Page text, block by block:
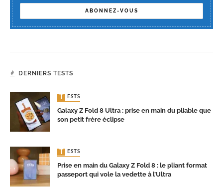
DERNIERS TESTS
TESTS
Galaxy Z Fold 8 Ultra : prise en main du pliable que
son petit frère éclipse
TESTS
Prise en main du Galaxy Z Fold 8 : le pliant format
passeport qui vole la vedette à l’Ultra